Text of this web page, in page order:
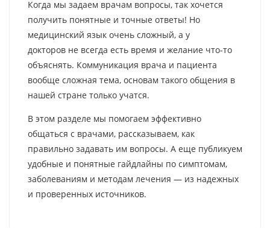
Когда мы задаем врачам вопросы, так хочется
получить понятные и точные ответы! Но
медицинский язык очень сложный, а у
докторов не всегда есть время и желание что-то
объяснять. Коммуникация врача и пациента
вообще сложная тема, основам такого общения в
нашей стране только учатся.
В этом разделе мы помогаем эффективно
общаться с врачами, рассказываем, как
правильно задавать им вопросы. А еще публикуем
удобные и понятные гайдлайны по симптомам,
заболеваниям и методам лечения — из надежных
и проверенных источников.